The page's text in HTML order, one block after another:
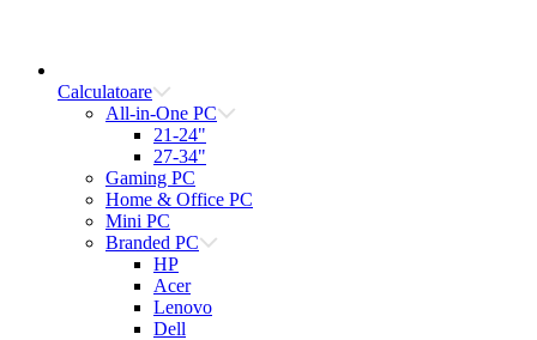
Calculatoare
All-in-One PC
21-24"
27-34"
Gaming PC
Home & Office PC
Mini PC
Branded PC
HP
Acer
Lenovo
Dell